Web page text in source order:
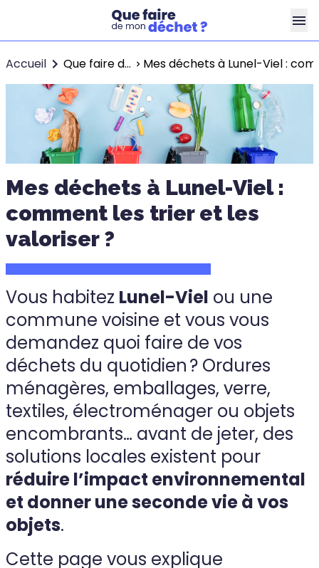
Accueil Que faire de mon déchet ? Mes déchets à Lunel-Viel :
Mes déchets à Lunel-Viel :
comment les trier et les
valoriser ?
Vous habitez Lunel-Viel ou une
commune voisine et vous vous
demandez quoi faire de vos
déchets du quotidien ? Ordures
ménagères, emballages, verre,
textiles, électroménager ou objets
encombrants… avant de jeter, des
solutions locales existent pour
réduire l’impact environnemental
et donner une seconde vie à vos
objets.
Cette page vous explique